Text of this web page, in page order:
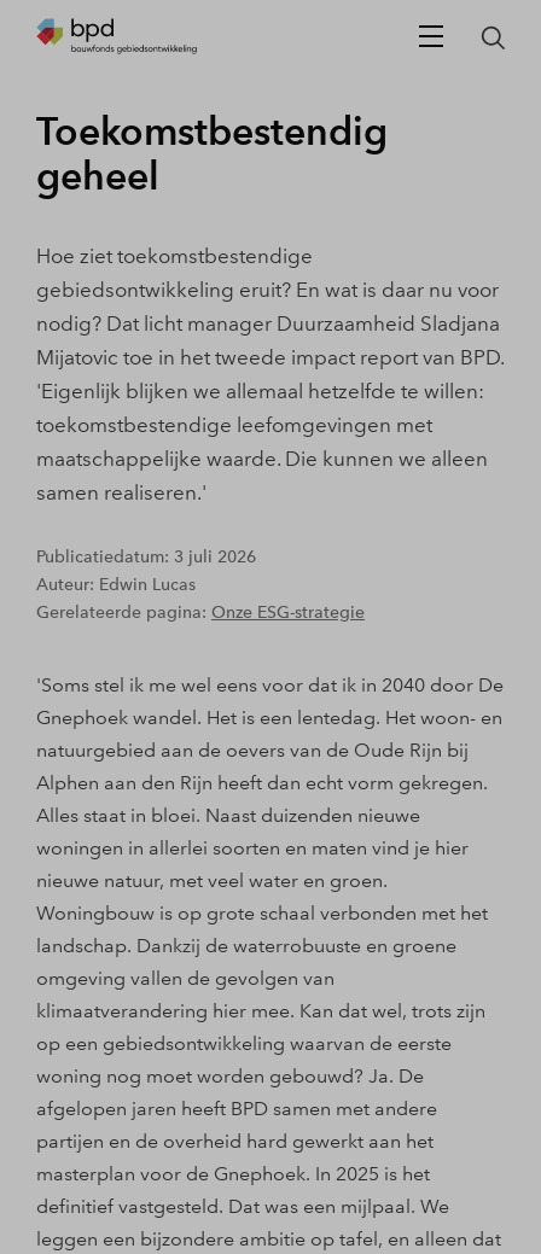
Toekomstbestendig
geheel
Hoe ziet toekomstbestendige
gebiedsontwikkeling eruit? En wat is daar nu voor
nodig? Dat licht manager Duurzaamheid Sladjana
Mijatovic toe in het tweede impact report van BPD.
'Eigenlijk blijken we allemaal hetzelfde te willen:
toekomstbestendige leefomgevingen met
maatschappelijke waarde. Die kunnen we alleen
samen realiseren.'
Publicatiedatum: 3 juli 2026
Auteur: Edwin Lucas
Gerelateerde pagina: Onze ESG-strategie
'Soms stel ik me wel eens voor dat ik in 2040 door De
Gnephoek wandel. Het is een lentedag. Het woon- en
natuurgebied aan de oevers van de Oude Rijn bij
Alphen aan den Rijn heeft dan echt vorm gekregen.
Alles staat in bloei. Naast duizenden nieuwe
woningen in allerlei soorten en maten vind je hier
nieuwe natuur, met veel water en groen.
Woningbouw is op grote schaal verbonden met het
landschap. Dankzij de waterrobuuste en groene
omgeving vallen de gevolgen van
klimaatverandering hier mee. Kan dat wel, trots zijn
op een gebiedsontwikkeling waarvan de eerste
woning nog moet worden gebouwd? Ja. De
afgelopen jaren heeft BPD samen met andere
partijen en de overheid hard gewerkt aan het
masterplan voor de Gnephoek. In 2025 is het
definitief vastgesteld. Dat was een mijlpaal. We
leggen een bijzondere ambitie op tafel, en alleen dat